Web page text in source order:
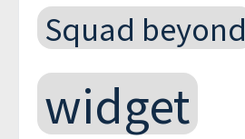
Squad beyond
widget